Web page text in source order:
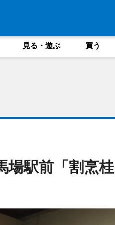
見る・遊ぶ 買う
場駅前「割烹